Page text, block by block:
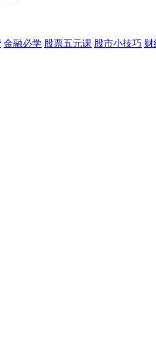
金融必学 股票五元课 股市小技巧 财